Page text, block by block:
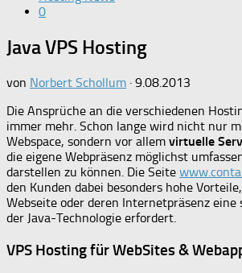
0
Java VPS Hosting
von Norbert Schollum · 9.08.2013
Die Ansprüche an die verschiedenen
immer mehr. Schon lange wird nicht nur
Webspace, sondern vor allem virtuelle
die eigene Webpräsenz möglichst
darstellen zu können. Die Seite
den Kunden dabei besonders hohe
Webseite oder deren Internetpräsenz eine
der Java-Technologie erfordert.
VPS Hosting für WebSites &